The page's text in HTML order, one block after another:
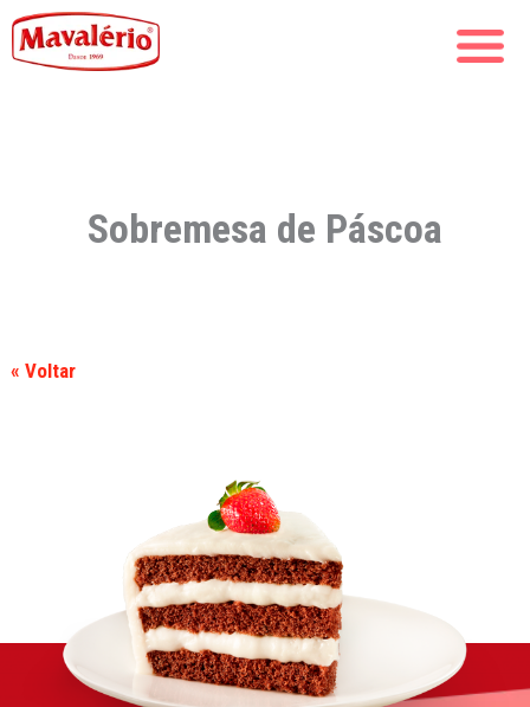
Sobremesa de Páscoa
« Voltar